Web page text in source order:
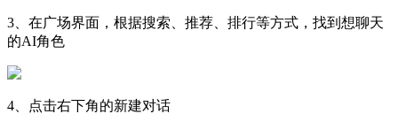
3、在广场界面，根据搜索、推荐、排行等方式，找到想聊天
的AI角色
4、点击右下角的新建对话